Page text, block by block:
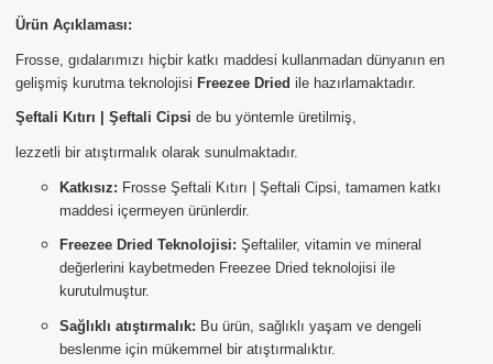
Ürün Açıklaması:
Frosse, gıdalarımızı hiçbir katkı maddesi kullanmadan dünyanın en
gelişmiş kurutma teknolojisi Freezee Dried ile hazırlamaktadır.
Şeftali Kıtırı | Şeftali Cipsi de bu yöntemle üretilmiş,
lezzetli bir atıştırmalık olarak sunulmaktadır.
Katkısız: Frosse Şeftali Kıtırı | Şeftali Cipsi, tamamen katkı
maddesi içermeyen ürünlerdir.
Freezee Dried Teknolojisi: Şeftaliler, vitamin ve mineral
değerlerini kaybetmeden Freezee Dried teknolojisi ile
kurutulmuştur.
Sağlıklı atıştırmalık: Bu ürün, sağlıklı yaşam ve dengeli
beslenme için mükemmel bir atıştırmalıktır.
AYNI GÜN
TESLİMAT
ÜRÜNLERİ
Sepetinizde AYNI GÜN TESLİMAT
ürünü bulunduğu için AYNI GÜN
TESLİMAT kargo seçeneği dışında
seçemezsiniz. NOT: AYNI GÜN
TESLİMAT hizmeti sadece İSTANBUL